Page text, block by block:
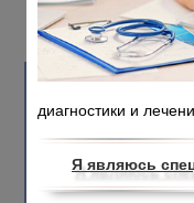
диагностики и
Я являюсь